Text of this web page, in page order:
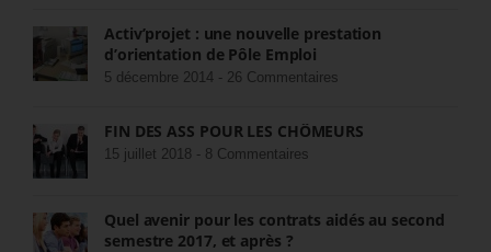
Activ’projet : une nouvelle prestation
d’orientation de Pôle Emploi
5 décembre 2014 - 26 Commentaires
FIN DES ASS POUR LES CHÔMEURS
15 juillet 2018 - 8 Commentaires
Quel avenir pour les contrats aidés au second
semestre 2017, et après ?